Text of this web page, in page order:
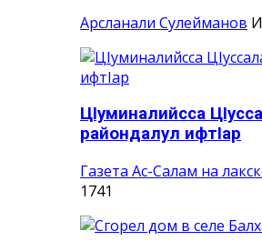
Арсланали Сулейманов
ЦIуминалийсса
райондалул ифтIар
Газета Ас-Салам на
1741